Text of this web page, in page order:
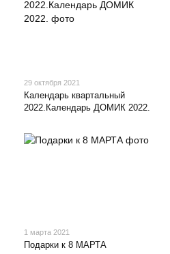
29 октября 2021
Календарь квартальный
2022.Календарь ДОМИК 2022.
1 марта 2021
Подарки к 8 МАРТА